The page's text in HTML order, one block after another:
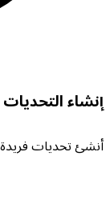
إنشاء التحديات
أنشئ تحديات فريدة